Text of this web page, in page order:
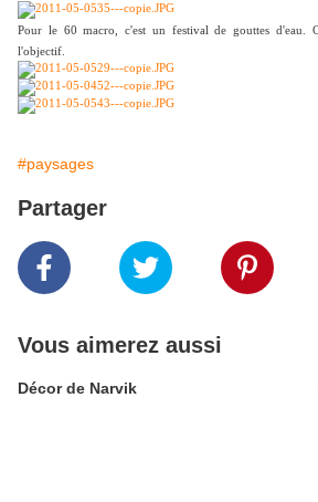
Pour le 60 macro, c'est un festival de gouttes d'eau.
l'objectif.
#paysages
Partager
Vous aimerez aussi
Décor de Narvik